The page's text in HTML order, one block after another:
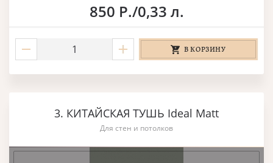
850 Р./0,33 л.
В КОРЗИНУ
3. КИТАЙСКАЯ ТУШЬ Ideal Matt
Для стен и потолков